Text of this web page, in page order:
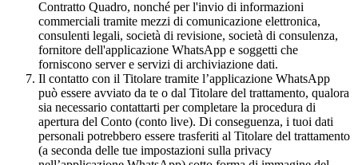
Contratto Quadro, nonché per l'invio di informazioni
commerciali tramite mezzi di comunicazione elettronica,
consulenti legali, società di revisione, società di consulenza,
fornitore dell'applicazione WhatsApp e soggetti che
forniscono server e servizi di archiviazione dati.
Il contatto con il Titolare tramite l’applicazione WhatsApp
può essere avviato da te o dal Titolare del trattamento, qualora
sia necessario contattarti per completare la procedura di
apertura del Conto (conto live). Di conseguenza, i tuoi dati
personali potrebbero essere trasferiti al Titolare del trattamento
(a seconda delle tue impostazioni sulla privacy